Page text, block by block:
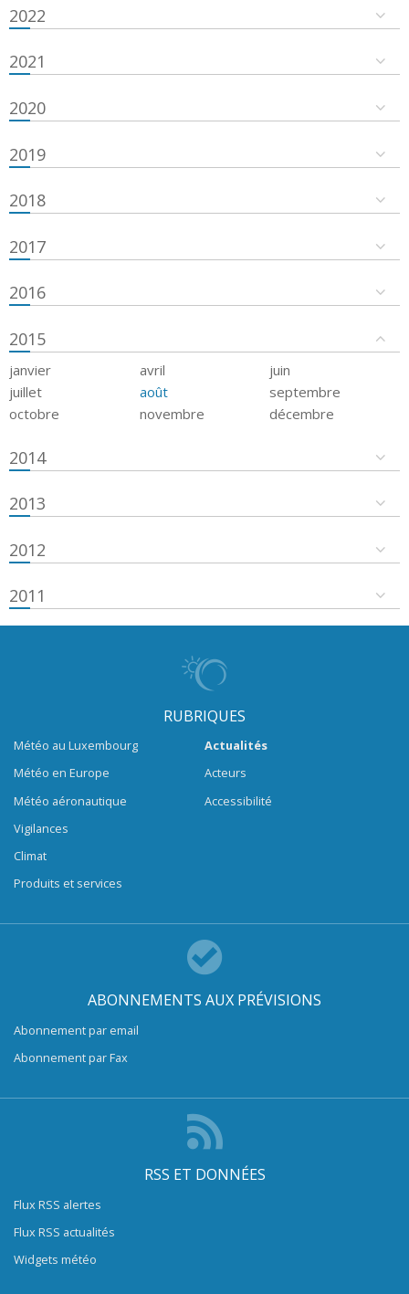
2022
2021
2020
2019
2018
2017
2016
2015
janvier avril
juin
juillet
août
septembre
octobre
novembre décembre
2014
2013
2012
2011
RUBRIQUES
Météo au Luxembourg
Météo en Europe
Météo aéronautique
Vigilances
Climat
Produits et services
Actualités
Acteurs
Accessibilité
ABONNEMENTS AUX PRÉVISIONS
Abonnement par email
Abonnement par Fax
RSS ET DONNÉES
Flux RSS alertes
Flux RSS actualités
Widgets météo